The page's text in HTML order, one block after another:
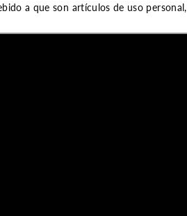
a que son artículos de uso personal,